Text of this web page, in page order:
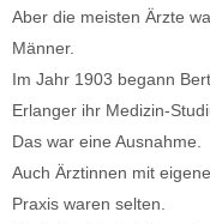
Aber die meisten Ärzte
Männer.
Im Jahr 1903 begann
Erlanger ihr Medizin-
Das war eine Ausnahme.
Auch Ärztinnen mit
Praxis waren selten.